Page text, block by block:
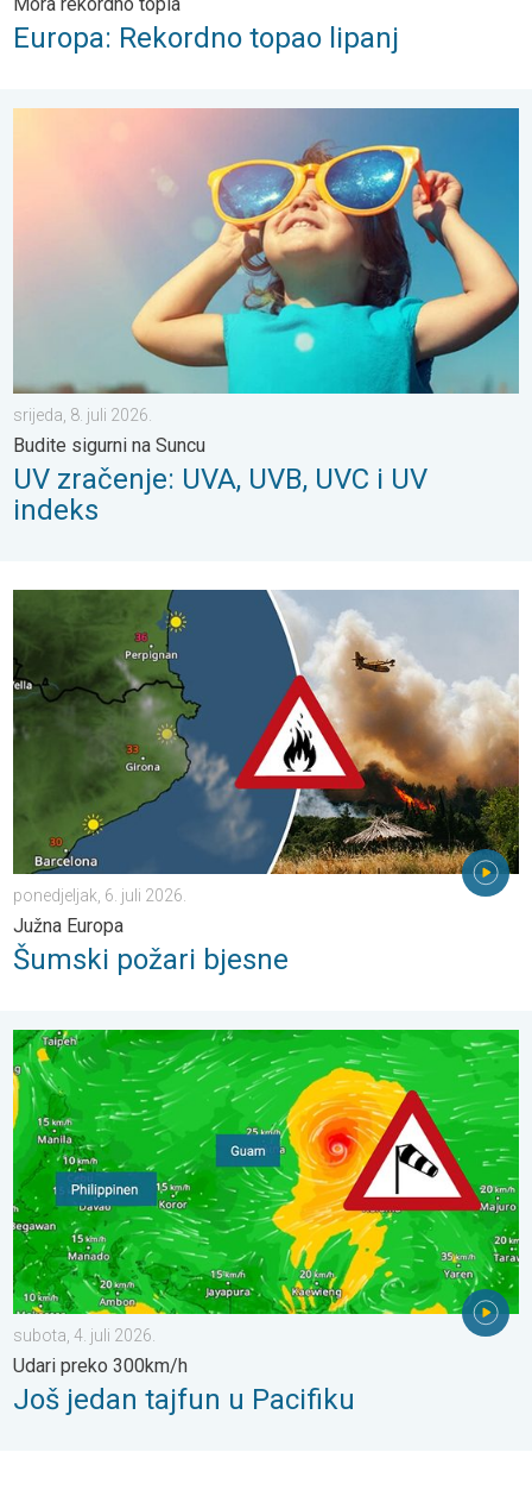
Europa: Rekordno topao lipanj
UV zračenje: UVA, UVB, UVC i UV indeks. Budite sigurni na
srijeda, 8. juli 2026.
Budite sigurni na Suncu
UV zračenje: UVA, UVB, UVC i UV
indeks
Šumski požari bjesne. Južna Europa. . . ponedjeljak, 6. juli
ponedjeljak, 6. juli 2026.
Južna Europa
Šumski požari bjesne
Još jedan tajfun u Pacifiku. Udari preko 300km/h. . . subota, 4.
subota, 4. juli 2026.
Udari preko 300km/h
Još jedan tajfun u Pacifiku